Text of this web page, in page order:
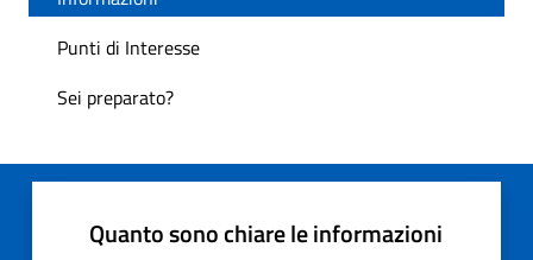
Punti di Interesse
Sei preparato?
Quanto sono chiare le informazioni